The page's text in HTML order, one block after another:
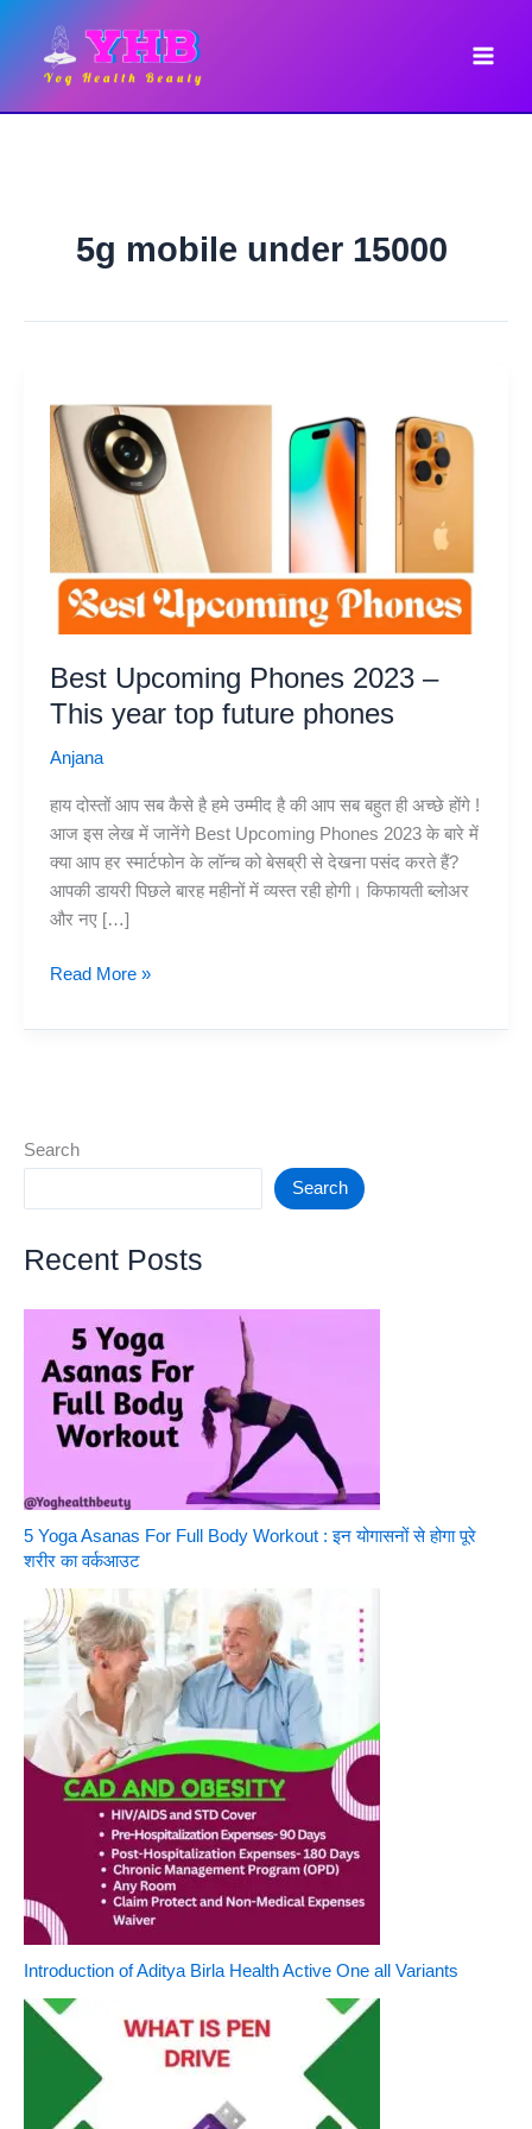
content
5g mobile under 15000
Best Upcoming Phones 2023 –
This year top future phones
Anjana
हाय दोस्तों आप सब कैसे है हमे उम्मीद है की आप सब बहुत ही अच्छे होंगे !
आज इस लेख में जानेंगे Best Upcoming Phones 2023 के बारे में
क्या आप हर स्मार्टफोन के लॉन्च को बेसब्री से देखना पसंद करते हैं?
आपकी डायरी पिछले बारह महीनों में व्यस्त रही होगी। किफायती ब्लोअर
और नए […]
Best
Phones
year
top
Read More »
Search
Search
Recent Posts
5 Yoga Asanas For Full Body Workout : इन योगासनों से होगा पूरे
शरीर का वर्कआउट
Introduction of Aditya Birla Health Active One all Variants